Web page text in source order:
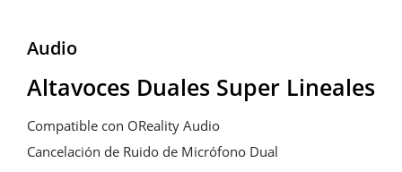
Audio
Altavoces Duales Super Lineales
Compatible con OReality Audio
Cancelación de Ruido de Micrófono Dual